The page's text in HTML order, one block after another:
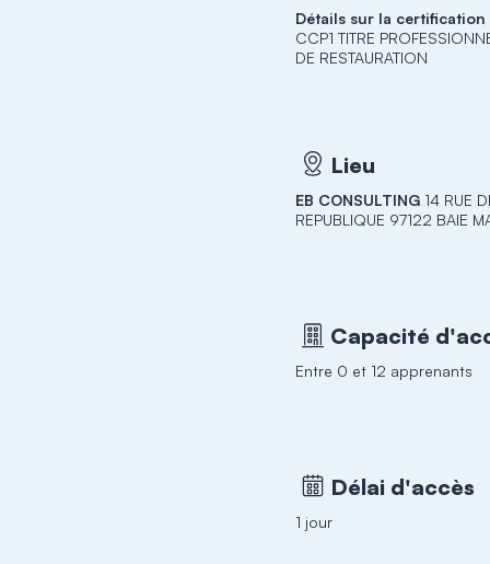
Détails sur la certification
CCP1 TITRE
DE RESTAURATION
Lieu
EB CONSULTING 14 RUE
REPUBLIQUE 97122 BAIE
Capacité
Entre 0 et 12 apprenants
Délai d'accès
1 jour